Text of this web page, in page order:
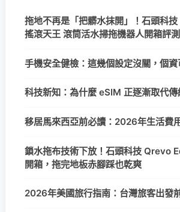
拖地不再是「把髒水抹開」！石頭科
搖滾天王 滾筒活水掃拖機器人開箱評測
手機安全健檢：這幾個設定沒關，個資
科技新知：為什麼 eSIM 正逐漸取代
移居馬來西亞前必讀：2026年生活費
鎖水拖布技術下放！石頭科技 Qrevo
開箱，拖完地板赤腳踩也乾爽
2026年美國旅行指南：台灣旅客出發